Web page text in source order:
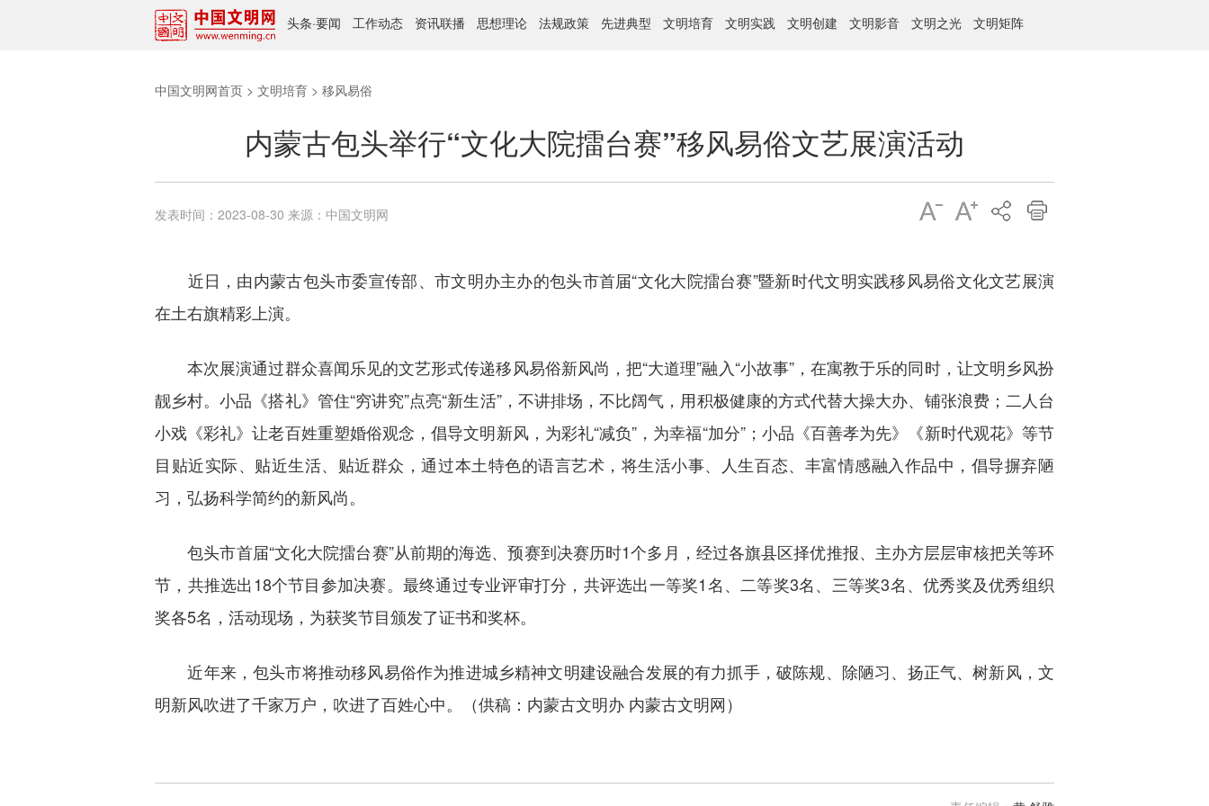
头条·要闻 工作动态 资讯联播 思想理论 法规政策 先进典型 文明培育 文明实践 文明创建 文明影音 文明之光 文明矩阵
中国文明网首页 > 文明培育 > 移风易俗
内蒙古包头举行“文化大院擂台赛”移风易俗文艺展演活动
发表时间： 2023-08-30 来源： 中国文明网
近日，由内蒙古包头市委宣传部、市文明办主办的包头市首届“文化大院擂台赛”暨新时代文明实践移风易俗文化文艺展演
在土右旗精彩上演。
本次展演通过群众喜闻乐见的文艺形式传递移风易俗新风尚，把“大道理”融入“小故事”，在寓教于乐的同时，让文明乡风扮
靓乡村。小品《搭礼》管住“穷讲究”点亮“新生活”，不讲排场，不比阔气，用积极健康的方式代替大操大办、铺张浪费；二人台
小戏《彩礼》让老百姓重塑婚俗观念，倡导文明新风，为彩礼“减负”，为幸福“加分”；小品《百善孝为先》《新时代观花》等节
目贴近实际、贴近生活、贴近群众，通过本土特色的语言艺术，将生活小事、人生百态、丰富情感融入作品中，倡导摒弃陋
习，弘扬科学简约的新风尚。
包头市首届“文化大院擂台赛”从前期的海选、预赛到决赛历时1个多月，经过各旗县区择优推报、主办方层层审核把关等环
节，共推选出18个节目参加决赛。最终通过专业评审打分，共评选出一等奖1名、二等奖3名、三等奖3名、优秀奖及优秀组织
奖各5名，活动现场，为获奖节目颁发了证书和奖杯。
近年来，包头市将推动移风易俗作为推进城乡精神文明建设融合发展的有力抓手，破陈规、除陋习、扬正气、树新风，文
明新风吹进了千家万户，吹进了百姓心中。（供稿：内蒙古文明办 内蒙古文明网）